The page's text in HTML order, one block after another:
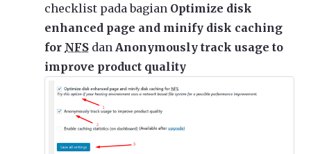
checklist pada bagian Optimize disk
enhanced page and minify disk caching
for NFS dan Anonymously track usage to
improve product quality